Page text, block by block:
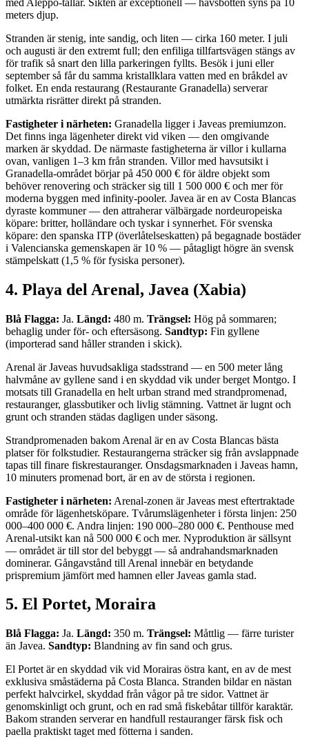
meters djup.
Stranden är stenig, inte sandig, och liten — cirka 160 meter. I juli
och augusti är den extremt full; den enfiliga tillfartsvägen stängs av
för trafik så snart den lilla parkeringen fyllts. Besök i juni eller
september så får du samma kristallklara vatten med en bråkdel av
folket. En enda restaurang (Restaurante Granadella) serverar
utmärkta risrätter direkt på stranden.
Fastigheter i närheten: Granadella ligger i Javeas premiumzon.
Det finns inga lägenheter direkt vid viken — den omgivande
marken är skyddad. De närmaste fastigheterna är villor i kullarna
ovan, vanligen 1–3 km från stranden. Villor med havsutsikt i
Granadella-området börjar på 450 000 € för äldre objekt som
behöver renovering och sträcker sig till 1 500 000 € och mer för
moderna byggen med infinity-pooler. Javea är en av Costa Blancas
dyraste kommuner — den attraherar välbärgade nordeuropeiska
köpare: britter, holländare och tyskar i synnerhet. För svenska
köpare: den spanska ITP (överlåtelseskatten) på begagnade bostäder
i Valencianska gemenskapen är 10 % — påtagligt högre än svensk
stämpelskatt (1,5 % för fysiska personer).
4. Playa del Arenal, Javea (Xabia)
Blå Flagga: Ja. Längd: 480 m. Trängsel: Hög på sommaren;
behaglig under för- och eftersäsong. Sandtyp: Fin gyllene
(importerad sand håller stranden i skick).
Arenal är Javeas huvudsakliga stadsstrand — en 500 meter lång
halvmåne av gyllene sand i en skyddad vik under berget Montgo. I
motsats till Granadella en helt urban strand med strandpromenad,
restauranger, glassbutiker och livlig stämning. Vattnet är lugnt och
grunt och stranden städas dagligen under säsong.
Strandpromenaden bakom Arenal är en av Costa Blancas bästa
platser för folkstudier. Restaurangerna sträcker sig från avslappnade
tapas till finare fiskrestauranger. Onsdagsmarknaden i Javeas hamn,
10 minuters promenad bort, är en av de största i regionen.
Fastigheter i närheten: Arenal-zonen är Javeas mest eftertraktade
område för lägenhetsköpare. Tvårumslägenheter i första linjen: 250
000–400 000 €. Andra linjen: 190 000–280 000 €. Penthouse med
Arenal-utsikt kan nå 500 000 € och mer. Nyproduktion är sällsynt
— området är till stor del bebyggt — så andrahandsmarknaden
dominerar. Gångavstånd till Arenal innebär en betydande
prispremium jämfört med hamnen eller Javeas gamla stad.
5. El Portet, Moraira
Blå Flagga: Ja. Längd: 350 m. Trängsel: Måttlig — färre turister
än Javea. Sandtyp: Blandning av fin sand och grus.
El Portet är en skyddad vik vid Morairas östra kant, en av de mest
exklusiva småstäderna på Costa Blanca. Stranden bildar en nästan
perfekt halvcirkel, skyddad från vågor på tre sidor. Vattnet är
genomskinligt och grunt, och en rad små fiskebåtar tillför karaktär.
Bakom stranden serverar en handfull restauranger färsk fisk och
paella praktiskt taget med fötterna i sanden.